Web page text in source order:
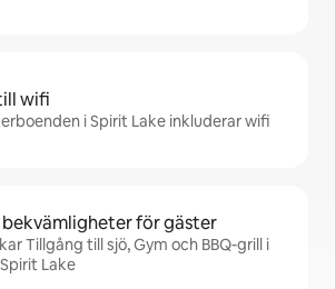
wifi
i Spirit Lake inkluderar wifi
bekvämligheter för gäster
Tillgång till sjö, Gym och BBQ-grill i
Lake